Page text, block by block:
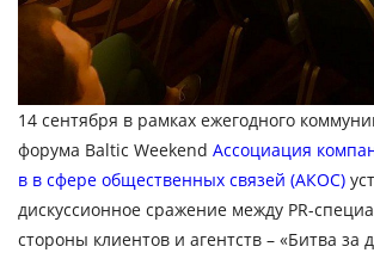
14 сентября в рамках ежегодного
форума Baltic Weekend Ассоциация
в в сфере общественных связей (АКОС)
дискуссионное сражение между PR-
стороны клиентов и агентств – «Битва за